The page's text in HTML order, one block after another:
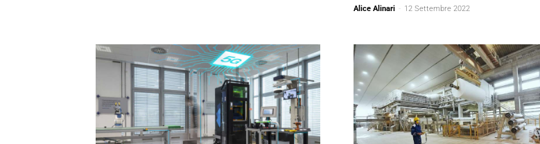
Alice Alinari - 12 Settembre 2022